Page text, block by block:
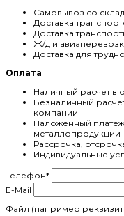
Самовывоз со
Доставка
Доставка
Ж/д и
Доставка для
Оплата
Наличный расчет в
Безналичный
компании
Наложенный
металлопродукции
Рассрочка,
Индивидуальные
Телефон*
E-Mail
Файл (например